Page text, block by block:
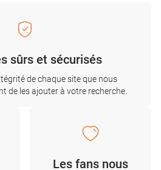
sûrs et sécurisés
de chaque site que nous
de les ajouter à votre recherche.
Les fans nous